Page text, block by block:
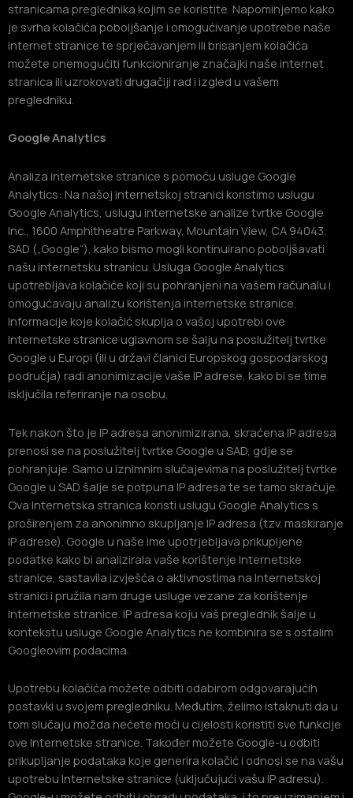
stranicama preglednika kojim se koristite. Napominjemo kako
je svrha kolačića poboljšanje i omogućivanje upotrebe naše
internet stranice te sprječavanjem ili brisanjem kolačića
možete onemogućiti funkcioniranje značajki naše internet
stranica ili uzrokovati drugačiji rad i izgled u vašem
pregledniku.
Google Analytics
Analiza internetske stranice s pomoću usluge Google
Analytics: Na našoj internetskoj stranici koristimo uslugu
Google Analytics, uslugu internetske analize tvrtke Google
Inc., 1600 Amphitheatre Parkway, Mountain View, CA 94043,
SAD („Google“), kako bismo mogli kontinuirano poboljšavati
našu internetsku stranicu. Usluga Google Analytics
upotrebljava kolačiće koji su pohranjeni na vašem računalu i
omogućavaju analizu korištenja internetske stranice.
Informacije koje kolačić skuplja o vašoj upotrebi ove
Internetske stranice uglavnom se šalju na poslužitelj tvrtke
Google u Europi (ili u državi članici Europskog gospodarskog
područja) radi anonimizacije vaše IP adrese, kako bi se time
isključila referiranje na osobu.
Tek nakon što je IP adresa anonimizirana, skraćena IP adresa
prenosi se na poslužitelj tvrtke Google u SAD, gdje se
pohranjuje. Samo u iznimnim slučajevima na poslužitelj tvrtke
Google u SAD šalje se potpuna IP adresa te se tamo skraćuje.
Ova Internetska stranica koristi uslugu Google Analytics s
proširenjem za anonimno skupljanje IP adresa (tzv. maskiranje
IP adrese). Google u naše ime upotrjebljava prikupljene
podatke kako bi analizirala vaše korištenje Internetske
stranice, sastavila izvješća o aktivnostima na Internetskoj
stranici i pružila nam druge usluge vezane za korištenje
Internetske stranice. IP adresa koju vaš preglednik šalje u
kontekstu usluge Google Analytics ne kombinira se s ostalim
Googleovim podacima.
Upotrebu kolačića možete odbiti odabirom odgovarajućih
postavki u svojem pregledniku. Međutim, želimo istaknuti da u
tom slučaju možda nećete moći u cijelosti koristiti sve funkcije
ove Internetske stranice. Također možete Google-u odbiti
prikupljanje podataka koje generira kolačić i odnosi se na vašu
upotrebu Internetske stranice (uključujući vašu IP adresu).